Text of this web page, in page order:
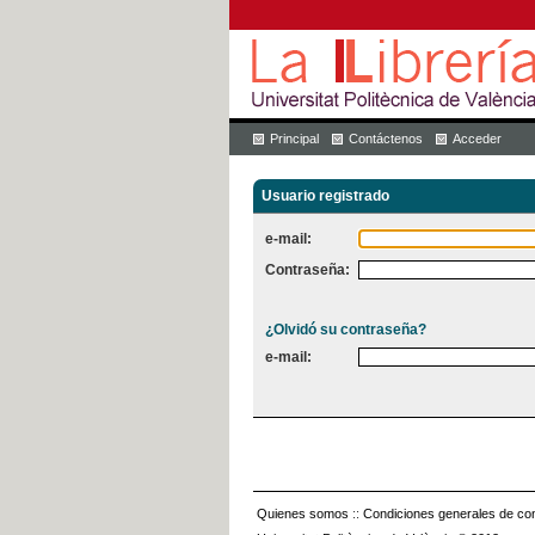
Principal Contáctenos Acceder
Usuario registrado
e-mail:
Contraseña:
¿Olvidó su contraseña?
e-mail:
Quienes somos :: Condiciones generales de